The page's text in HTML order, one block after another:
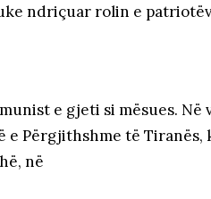
ndriçuar rolin e
e gjeti si mësues. Në
e Përgjithshme të
në